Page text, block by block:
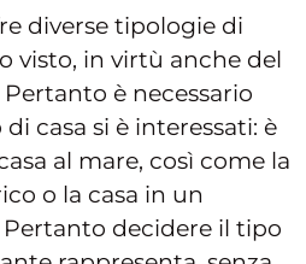
diverse tipologie di
visto, in virtù anche del
è necessario
casa si è interessati: è
al mare, così come la
o la casa in un
decidere il tipo